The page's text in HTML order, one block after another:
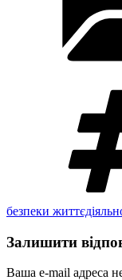
безпеки
Залишити
Ваша e-mail адреса